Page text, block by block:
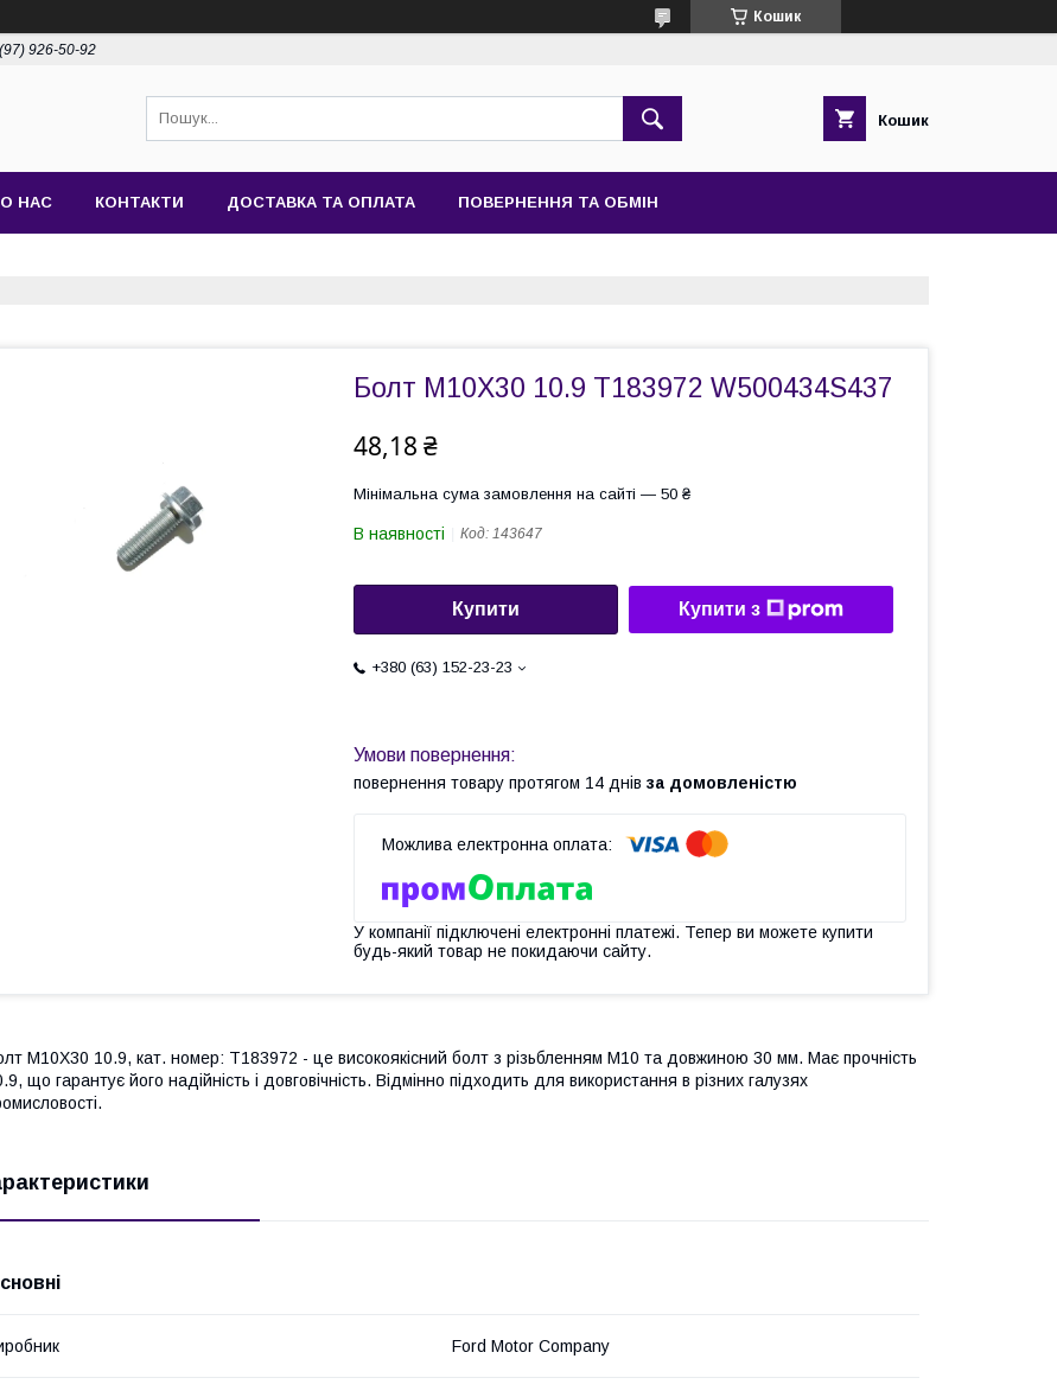
Кошик
926-50-92
Кошик
НАС КОНТАКТИ ДОСТАВКА ТА ОПЛАТА ПОВЕРНЕННЯ ТА ОБМІН
Болт M10X30 10.9 T183972 W500434S437
48,18 ₴
Мінімальна сума замовлення на сайті — 50 ₴
В наявності Код: 143647
Купити Купити з
+380 (63) 152-23-23
повернення товару протягом 14 днів за домовленістю
У компанії підключені електронні платежі. Тепер ви можете купити
будь-який товар не покидаючи сайту.
M10X30 10.9, кат. номер: T183972 - це високоякісний болт з різьбленням M10 та довжиною 30 мм. Має прочність
що гарантує його надійність і довговічність. Відмінно підходить для використання в різних галузях
Ford Motor Company